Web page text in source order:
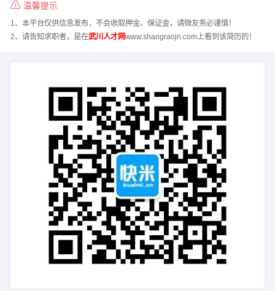
温馨提示
1、本平台仅供信息发布，不会收取押金、保证金，请微友务必谨慎！
2、请告知求职者，是在武川人才网www.shangraojn.com上看到该简历的！